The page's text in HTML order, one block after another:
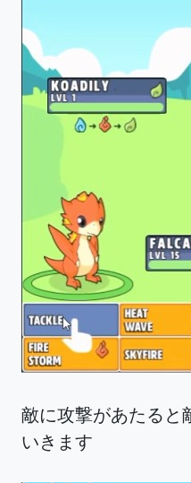
敵に攻撃があたると
いきます